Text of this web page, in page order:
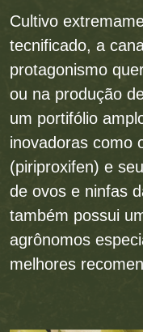
Cultivo
tecnificado, a
protagonismo
ou na produção
um portifólio
inovadoras como
(piriproxifen) e
de ovos e ninfas
também possui
agrônomos
melhores